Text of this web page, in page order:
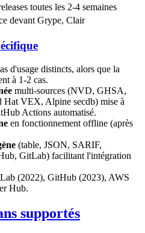
toutes les 2-4 semaines
devant Grype, Clair
d'usage distincts, alors que la
à 1-2 cas.
multi-sources (NVD, GHSA,
VEX, Alpine secdb) mise à
Actions automatisé.
en fonctionnement offline (après
(table, JSON, SARIF,
GitLab) facilitant l'intégration
(2022), GitHub (2023), AWS
Hub.
supportés